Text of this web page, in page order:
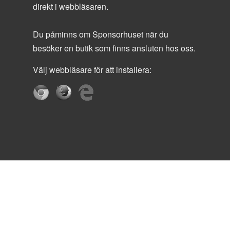
direkt i webbläsaren.
Du påminns om Sponsorhuset när du
besöker en butik som finns ansluten hos oss.
Välj webbläsare för att installera: